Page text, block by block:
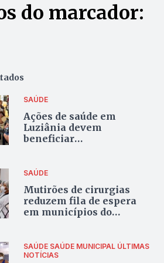
do marcador:
SAÚDE
Ações de saúde em
Luziânia devem
beneficiar
SAÚDE
Mutirões de cirurgias
reduzem fila de espera
em municípios do
SAÚDE SAÚDE MUNICIPAL ÚLTIMAS
NOTÍCIAS